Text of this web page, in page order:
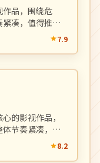
品，围绕危
凑，值得推荐
7.9
的影视作品，
节奏紧凑，值
8.2